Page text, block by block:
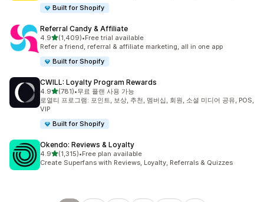
Built for Shopify
Referral Candy & Affiliate
4.9별 5개 중
(1,409)
총 리뷰 1409개
•Free trial available
Refer a friend, referral & affiliate marketing, all in one app
Built for Shopify
CWILL: Loyalty Program Rewards
4.9별 5개 중
(781)
총 리뷰 781개
•무료 플랜 사용 가능
로열티 프로그램: 포인트, 보상, 추천, 멤버십, 회원, 소셜 미디어 공유, POS,
VIP
Built for Shopify
Okendo: Reviews & Loyalty
4.9별 5개 중
(1,315)
총 리뷰 1315개
•Free plan available
Create Superfans with Reviews, Loyalty, Referrals & Quizzes